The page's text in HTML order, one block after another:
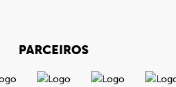
PARCEIROS